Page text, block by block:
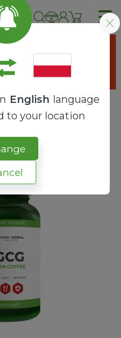
English language
to your location
"
EGCG + ZIELONA KAWA